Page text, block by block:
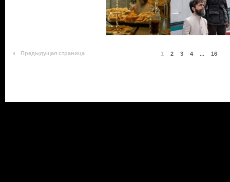
Предыдущая страница 1 2 3 4 ... 16